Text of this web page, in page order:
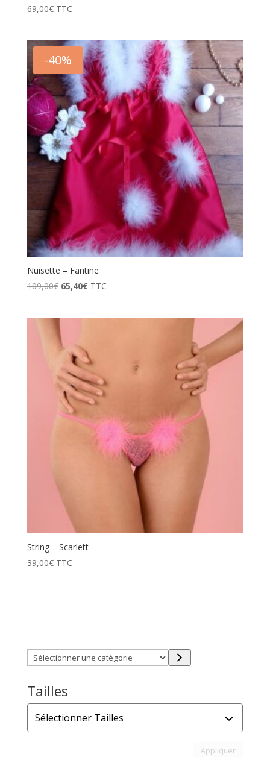
69,00€ TTC
-40%
Nuisette – Fantine
109,00€ Le
était :
109,00€.
65,40€LeTTC
String – Scarlett
39,00€ TTC
Sélectionner
une
Tailles
Appliquer